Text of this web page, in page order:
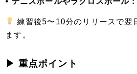
練習後5〜10分のリリースで翌
ます。
▶ 重点ポイント